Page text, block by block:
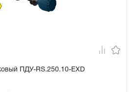
ПДУ-RS.250.10-ЕХD